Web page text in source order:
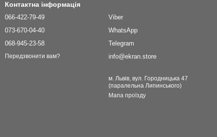
Контактна інформація
066-422-79-49
073-670-04-40
068-945-23-58
Передзвонити вам?
Viber
WhatsApp
Telegram
info@ekran.store
м. Львів, вул. Городницька 47
(паралельна Липинського)
Мапа проїзду